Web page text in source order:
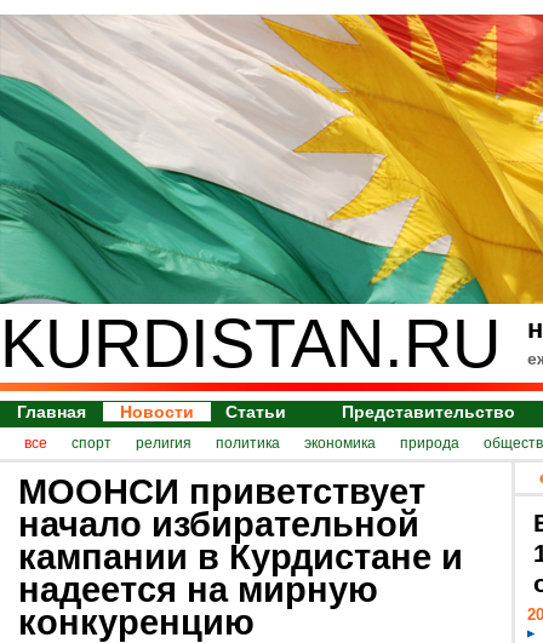
KURDISTAN.RU
Главная Новости Статьи Представительство
все спорт религия политика экономика природа
МООНСИ приветствует
начало избирательной
кампании в Курдистане и
надеется на мирную
конкуренцию